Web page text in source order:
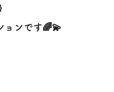
ョンです🌈💫